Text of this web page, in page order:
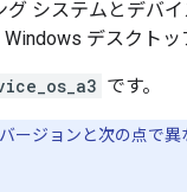
グ システムとデバ
デスクト
です。
ージョンと次の点で異